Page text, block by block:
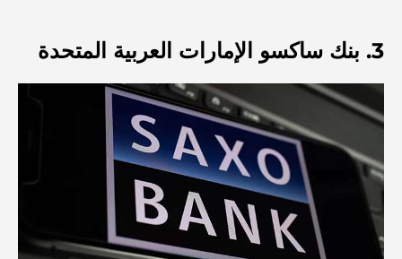
الحياة في الجزيرة
أفضل وجبات الإفطار في دبي: اختياراتي المفضلة لعام 2026
كيفية الحصول على قرض عقاري في دبي: الدليل الشامل
مخطط تلال الغاف الرئيسي: معيار جديد للحياة المتكاملة في
3. بنك ساكسو الإمارات العربية المتحدة